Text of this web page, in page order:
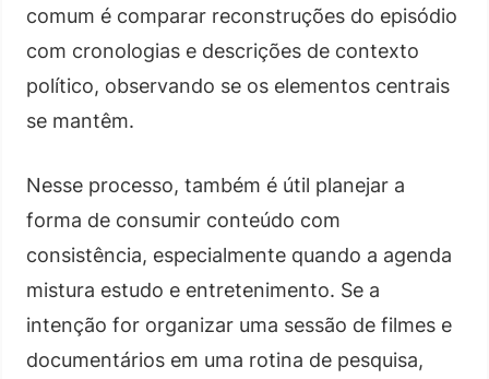
comum é comparar reconstruções do episódio
com cronologias e descrições de contexto
político, observando se os elementos centrais
se mantêm.
Nesse processo, também é útil planejar a
forma de consumir conteúdo com
consistência, especialmente quando a agenda
mistura estudo e entretenimento. Se a
intenção for organizar uma sessão de filmes e
documentários em uma rotina de pesquisa,